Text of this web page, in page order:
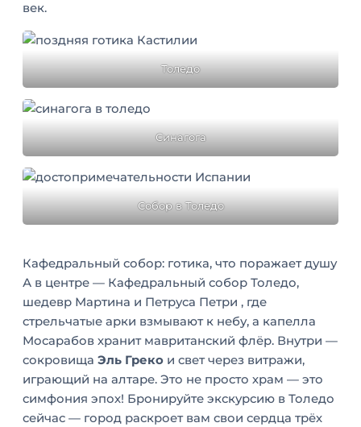
век.
Толедо
Синагога
Собор в Толедо
Кафедральный собор: готика, что поражает душу
А в центре — Кафедральный собор Толедо,
шедевр Мартина и Петруса Петри , где
стрельчатые арки взмывают к небу, а капелла
Мосарабов хранит мавританский флёр. Внутри —
сокровища Эль Греко и свет через витражи,
играющий на алтаре. Это не просто храм — это
симфония эпох! Бронируйте экскурсию в Толедо
сейчас — город раскроет вам свои сердца трёх